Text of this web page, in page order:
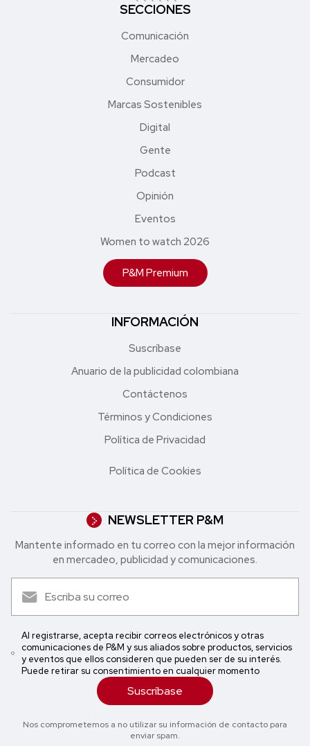
SECCIONES
Comunicación
Mercadeo
Consumidor
Marcas Sostenibles
Digital
Gente
Podcast
Opinión
Eventos
Women to watch 2026
P&M Premium
INFORMACIÓN
Suscríbase
Anuario de la publicidad colombiana
Contáctenos
Términos y Condiciones
Política de Privacidad
Política de Cookies
NEWSLETTER P&M
Mantente informado en tu correo con la mejor in formación
en mercadeo, publicidad y comunicaciones.
Al registrarse, acepta recibir correos electrónicos y otras
comunicaciones de P&M y sus aliados sobre productos, servicios
y eventos que ellos consideren que pueden ser de su interés.
Puede retirar su consentimiento en cualquier momento
Suscríbase
Nos comprometemos a no utilizar su información de contacto para
enviar spam.